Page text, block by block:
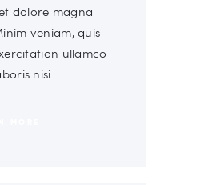
dolore magna
veniam, quis
ullamco
nisi…